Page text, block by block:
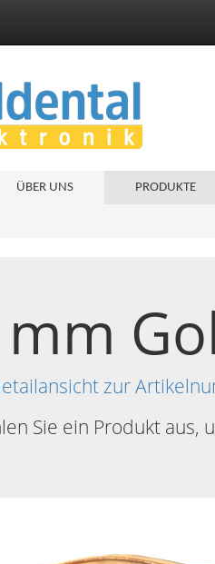
ÜBER UNS PRODUKTE
zur
Sie ein Produkt